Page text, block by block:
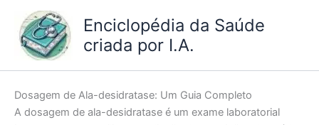
conteúdo
Enciclopédia da Saúde
criada por I.A.
Dosagem de Ala-desidratase: Um Guia Completo
A dosagem de ala-desidratase é um exame laboratorial